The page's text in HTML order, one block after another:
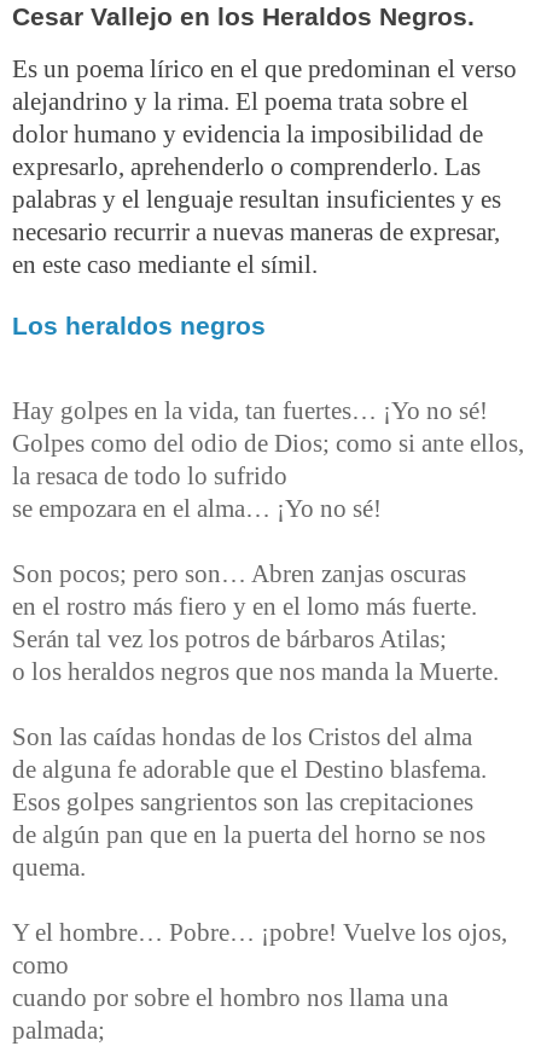
Cesar Vallejo en los Heraldos Negros.
Es un poema lírico en el que predominan el verso
alejandrino y la rima. El poema trata sobre el
dolor humano y evidencia la imposibilidad de
expresarlo, aprehenderlo o comprenderlo. Las
palabras y el lenguaje resultan insuficientes y es
necesario recurrir a nuevas maneras de expresar,
en este caso mediante el símil.
Los heraldos negros
Hay golpes en la vida, tan fuertes… ¡Yo no sé!
Golpes como del odio de Dios; como si ante ellos,
la resaca de todo lo sufrido
se empozara en el alma… ¡Yo no sé!
Son pocos; pero son… Abren zanjas oscuras
en el rostro más fiero y en el lomo más fuerte.
Serán tal vez los potros de bárbaros Atilas;
o los heraldos negros que nos manda la Muerte.
Son las caídas hondas de los Cristos del alma
de alguna fe adorable que el Destino blasfema.
Esos golpes sangrientos son las crepitaciones
de algún pan que en la puerta del horno se nos
quema.
Y el hombre… Pobre… ¡pobre! Vuelve los ojos,
como
cuando por sobre el hombro nos llama una
palmada;